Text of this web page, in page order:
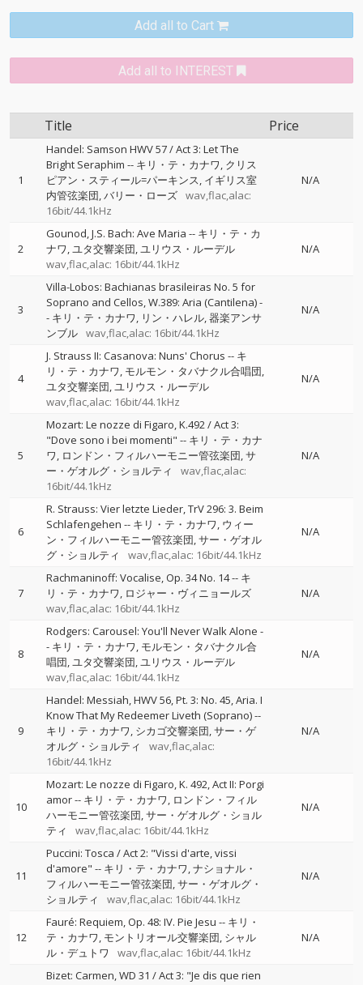
Add all to Cart
Add all to INTEREST
Title Price
1
Handel: Samson HWV 57 / Act 3: Let The
Bright Seraphim -- キリ・テ・カナワ クリス
ピアン・スティール=パーキンス イギリス室
内管弦楽団 バリー・ローズ wav,flac,alac:
16bit/44.1kHz
N/A
2
Gounod, J.S. Bach: Ave Maria -- キリ・テ・カ
ナワ ユタ交響楽団 ユリウス・ルーデル
wav,flac,alac: 16bit/44.1kHz
N/A
3
Villa-Lobos: Bachianas brasileiras No. 5 for
Soprano and Cellos, W.389: Aria (Cantilena)-
- キリ・テ・カナワ リン・ハレル 器楽アンサ
ンブル wav,flac,alac: 16bit/44.1kHz
N/A
4
J. Strauss II: Casanova: Nuns' Chorus -- キ
リ・テ・カナワ モルモン・タバナクル合唱団
ユタ交響楽団 ユリウス・ルーデル
wav,flac,alac: 16bit/44.1kHz
N/A
5
Mozart: Le nozze di Figaro, K.492 / Act 3:
"Dove sono i bei momenti" -- キリ・テ・カナ
ワ ロンドン・フィルハーモニー管弦楽団 サ
ー・ゲオルグ・ショルティ
wav,flac,alac:
16bit/44.1kHz
N/A
6
R. Strauss: Vier letzte Lieder, TrV 296: 3. Beim
Schlafengehen -- キリ・テ・カナワ ウィー
ン・フィルハーモニー管弦楽団 サー・ゲオル
グ・ショルティ
wav,flac,alac: 16bit/44.1kHz
N/A
7
Rachmaninoff: Vocalise, Op. 34 No. 14-- キ
リ・テ・カナワ ロジャー・ヴィニョールズ
wav,flac,alac: 16bit/44.1kHz
N/A
8
Rodgers: Carousel: You'll Never Walk Alone -
- キリ・テ・カナワ モルモン・タバナクル合
唱団 ユタ交響楽団 ユリウス・ルーデル
wav,flac,alac: 16bit/44.1kHz
N/A
9
Handel: Messiah, HWV 56, Pt. 3: No. 45, Aria. I
Know That My Redeemer Liveth (Soprano)--
キリ・テ・カナワ シカゴ交響楽団 サー・ゲ
オルグ・ショルティ
wav,flac,alac:
16bit/44.1kHz
N/A
10
Mozart: Le nozze di Figaro, K. 492, Act II: Porgi
amor-- キリ・テ・カナワ ロンドン・フィル
ハーモニー管弦楽団 サー・ゲオルグ・ショル
ティ
wav,flac,alac: 16bit/44.1kHz
N/A
11
Puccini: Tosca / Act 2: "Vissi d'arte, vissi
d'amore" -- キリ・テ・カナワ ナショナル・
フィルハーモニー管弦楽団 サー・ゲオルグ・
ショルティ
wav,flac,alac: 16bit/44.1kHz
N/A
12
Fauré: Requiem, Op. 48: IV. Pie Jesu -- キリ・
テ・カナワ モントリオール交響楽団 シャル
ル・デュトワ
wav,flac,alac: 16bit/44.1kHz
N/A
Bizet: Carmen, WD 31 / Act 3: "Je dis que rien